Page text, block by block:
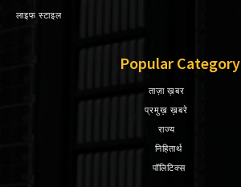
लाइफ स्टाइल
Popular Category
ताज़ा ख़बर
प्रमुख़ ख़बरे
राज्य
निहितार्थ
पॉलिटिक्स